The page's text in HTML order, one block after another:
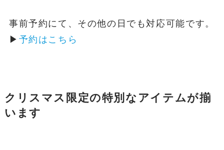
事前予約にて、その他の日でも対応可能です。
▶ 予約はこちら
クリスマス限定の特別なアイテムが揃
います